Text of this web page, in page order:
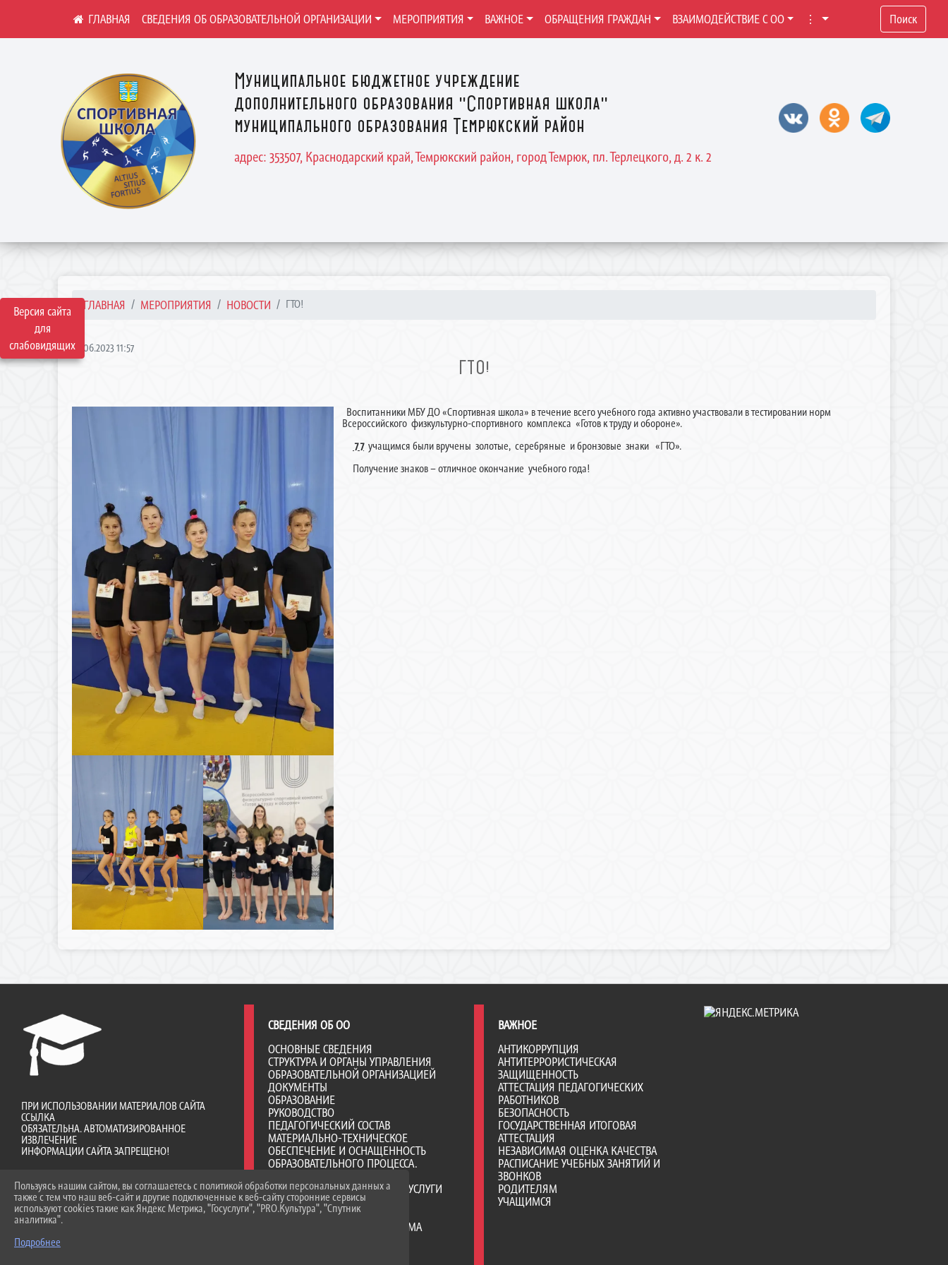
Версия сайта
для
слабовидящих
Муниципальное бюджетное учреждение
дополнительного образования "Спортивная школа"
муниципального образования Темрюкский район
адрес: 353507, Краснодарский край, Темрюкский район, город Темрюк, пл. Терлецкого, д. 2 к. 2
СВЕДЕНИЯ ОБ ОБРАЗОВАТЕЛЬНОЙ ОРГАНИЗАЦИИ МЕРОПРИЯТИЯ ВАЖНОЕ ОБРАЩЕНИЯ ГРАЖДАН ВЗАИМОДЕЙСТВИЕ С ОО ⋮ Поиск
ГЛАВНАЯ МЕРОПРИЯТИЯ НОВОСТИ ГТО!
28.06.2023 11:57
ГТО!
Воспитанники МБУ ДО «Спортивная школа» в течение всего учебного года активно участвовали в тестировании норм
Всероссийского физкультурно-спортивного комплекса «Готов к труду и обороне».
7 7учащимся были вручены золотые, серебряные и бронзовые знаки «ГТО».
Получение знаков – отличное окончание учебного года!
ПРИ ИСПОЛЬЗОВАНИИ МАТЕРИАЛОВ САЙТА
ССЫЛКА
ОБЯЗАТЕЛЬНА. АВТОМАТИЗИРОВАННОЕ
ИЗВЛЕЧЕНИЕ
ИНФОРМАЦИИ САЙТА ЗАПРЕЩЕНО!
СВЕДЕНИЯ ОБ ОО
ОСНОВНЫЕ СВЕДЕНИЯ
СТРУКТУРА И ОРГАНЫ УПРАВЛЕНИЯ
ОБРАЗОВАТЕЛЬНОЙ ОРГАНИЗАЦИЕЙ
ДОКУМЕНТЫ
ОБРАЗОВАНИЕ
РУКОВОДСТВО
ПЕДАГОГИЧЕСКИЙ СОСТАВ
МАТЕРИАЛЬНО-ТЕХНИЧЕСКОЕ
ОБЕСПЕЧЕНИЕ И ОСНАЩЕННОСТЬ
ОБРАЗОВАТЕЛЬНОГО ПРОЦЕССА.
ПЛАТНЫЕ ОБРАЗОВАТЕЛЬНЫЕ УСЛУГИ
ФИНАНСОВО-ХОЗЯЙСТВЕННАЯ
ДЕЯТЕЛЬНОСТЬ
ВАКАНТНЫЕ МЕСТА ДЛЯ ПРИЕМА
ВАЖНОЕ
АНТИКОРРУПЦИЯ
АНТИТЕРРОРИСТИЧЕСКАЯ
ЗАЩИЩЕННОСТЬ
АТТЕСТАЦИЯ ПЕДАГОГИЧЕСКИХ
РАБОТНИКОВ
БЕЗОПАСНОСТЬ
ГОСУДАРСТВЕННАЯ ИТОГОВАЯ
АТТЕСТАЦИЯ
НЕЗАВИСИМАЯ ОЦЕНКА КАЧЕСТВА
РАСПИСАНИЕ УЧЕБНЫХ ЗАНЯТИЙ И
ЗВОНКОВ
РОДИТЕЛЯМ
УЧАЩИМСЯ
Пользуясь нашим сайтом, вы соглашаетесь с политикой обработки персональных данных а
также с тем что наш веб-сайт и другие подключенные к веб-сайту сторонние сервисы
используют cookies такие как Яндекс Метрика, "Госуслуги", "PRO.Культура", "Спутник
аналитика".
Подробнее